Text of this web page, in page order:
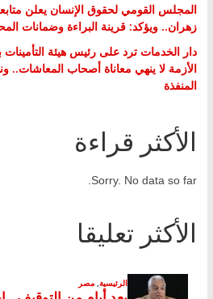
المجلس القومي لحقوق الإنسان يعلن
زهران.. ويؤكد: قرينة البراءة وضمانات
دار الخدمات ترد على رئيس هيئة
الأزمة لا ينهي معاناة أصحاب
المنفذة
الأكثر قراءة
Sorry. No data so far.
الأكثر تعليقا